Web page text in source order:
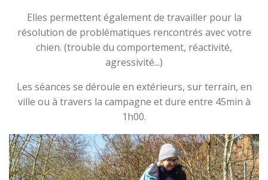
Elles permettent également de travailler pour la
résolution de problématiques rencontrés avec votre
chien. (trouble du comportement, réactivité,
agressivité...)
Les séances se déroule en extérieurs, sur terrain, en
ville ou à travers la campagne et dure entre 45min à
1h00.